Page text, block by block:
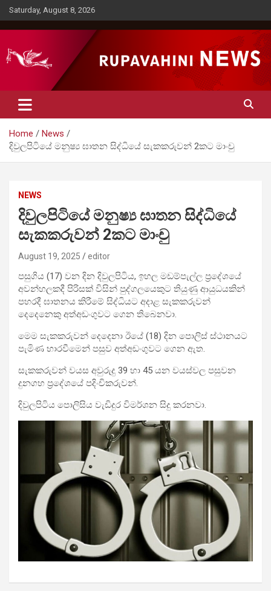
Skip
to
content
Saturday, August 8, 2026
Rupavahini News
Home
News
දිවුලපිටියේ මනුෂ්‍ය ඝාතන සිද්ධියේ සැකකරුවන් 2කට මාංචු
NEWS
දිවුලපිටියේ මනුෂ්‍ය ඝාතන සිද්ධියේ
සැකකරුවන් 2කට මාංචු
August 19, 2025 editor
පසුගිය (17) වන දින දිවුලපිටිය, ඉහල මඩම්පැල්ල ප්‍රදේශයේ
අවන්හලකදී පිරිසක් විසින් පුද්ගලයෙකුට තියුණු ආයුධයකින්
පහරදී ඝාතනය කිරීමේ සිද්ධියට අදාළ සැකකරුවන්
දෙදෙනෙකු අත්අඩංගුවට ගෙන තිබෙනවා.
මෙම සැකකරුවන් දෙදෙනා ඊයේ (18) දින පොලිස් ස්ථානයට
පැමිණ භාරවීමෙන් පසුව අත්අඩංගුවට ගෙන ඇත.
සැකකරුවන් වයස අවුරුදු 39 හා 45 යන වයස්වල පසුවන
දුනගහ ප්‍රදේශයේ පදිංචිකරුවන්.
දිවුලපිටිය පොලිසිය වැඩිදුර විමර්ශන සිදු කරනවා.